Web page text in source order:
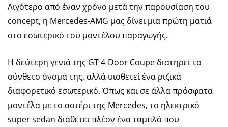
Λιγότερο από έναν χρόνο μετά την παρουσίαση του
concept, η Mercedes-AMG μας δίνει μια πρώτη ματιά
στο εσωτερικό του μοντέλου παραγωγής.
Η δεύτερη γενιά της GT 4-Door Coupe διατηρεί το
σύνθετο όνομά της, αλλά υιοθετεί ένα ριζικά
διαφορετικό εσωτερικό. Όπως και σε άλλα πρόσφατα
μοντέλα με το αστέρι της Mercedes, το ηλεκτρικό
super sedan διαθέτει πλέον ένα ταμπλό που